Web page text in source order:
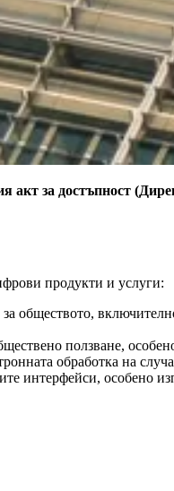
акт за достъпност
продукти и услуги:
обществото,
ползване,
обработка на
интерфейси, особено